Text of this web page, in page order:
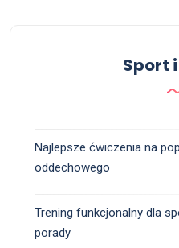
Sport
Najlepsze ćwiczenia na
oddechowego
Trening funkcjonalny dla
porady